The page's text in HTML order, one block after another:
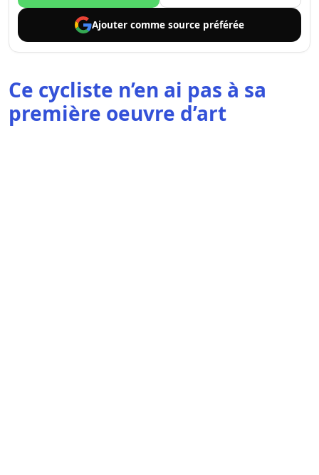
Ajouter comme source préférée
Ce cycliste n’en ai pas à sa
première oeuvre d’art